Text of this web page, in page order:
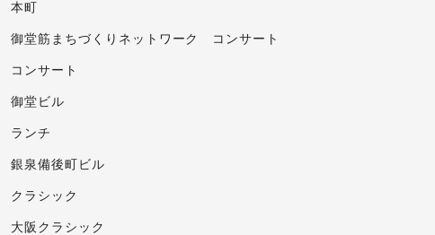
本町
御堂筋まちづくりネットワーク コンサート
コンサート
御堂ビル
ランチ
銀泉備後町ビル
クラシック
大阪クラシック